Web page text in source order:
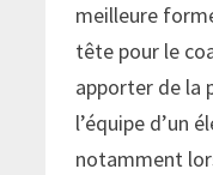
meilleure
tête pour le
apporter de la
l’équipe d’un
notamment